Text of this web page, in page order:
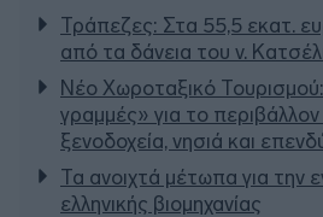
Τράπεζες: Στα 55,5 εκατ.
από τα δάνεια του ν.
Νέο Χωροταξικό
γραμμές» για το περιβάλλον
ξενοδοχεία, νησιά και
Τα ανοιχτά μέτωπα για την
ελληνικής βιομηχανίας